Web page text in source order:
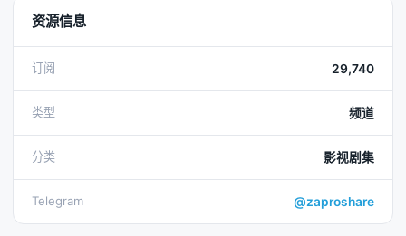
资源信息
订阅 29,740
类型 频道
分类 影视剧集
Telegram @zaproshare